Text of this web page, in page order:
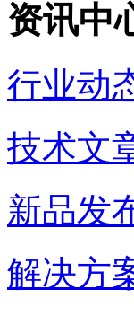
资讯中
行业动
技术文
新品发
解决方